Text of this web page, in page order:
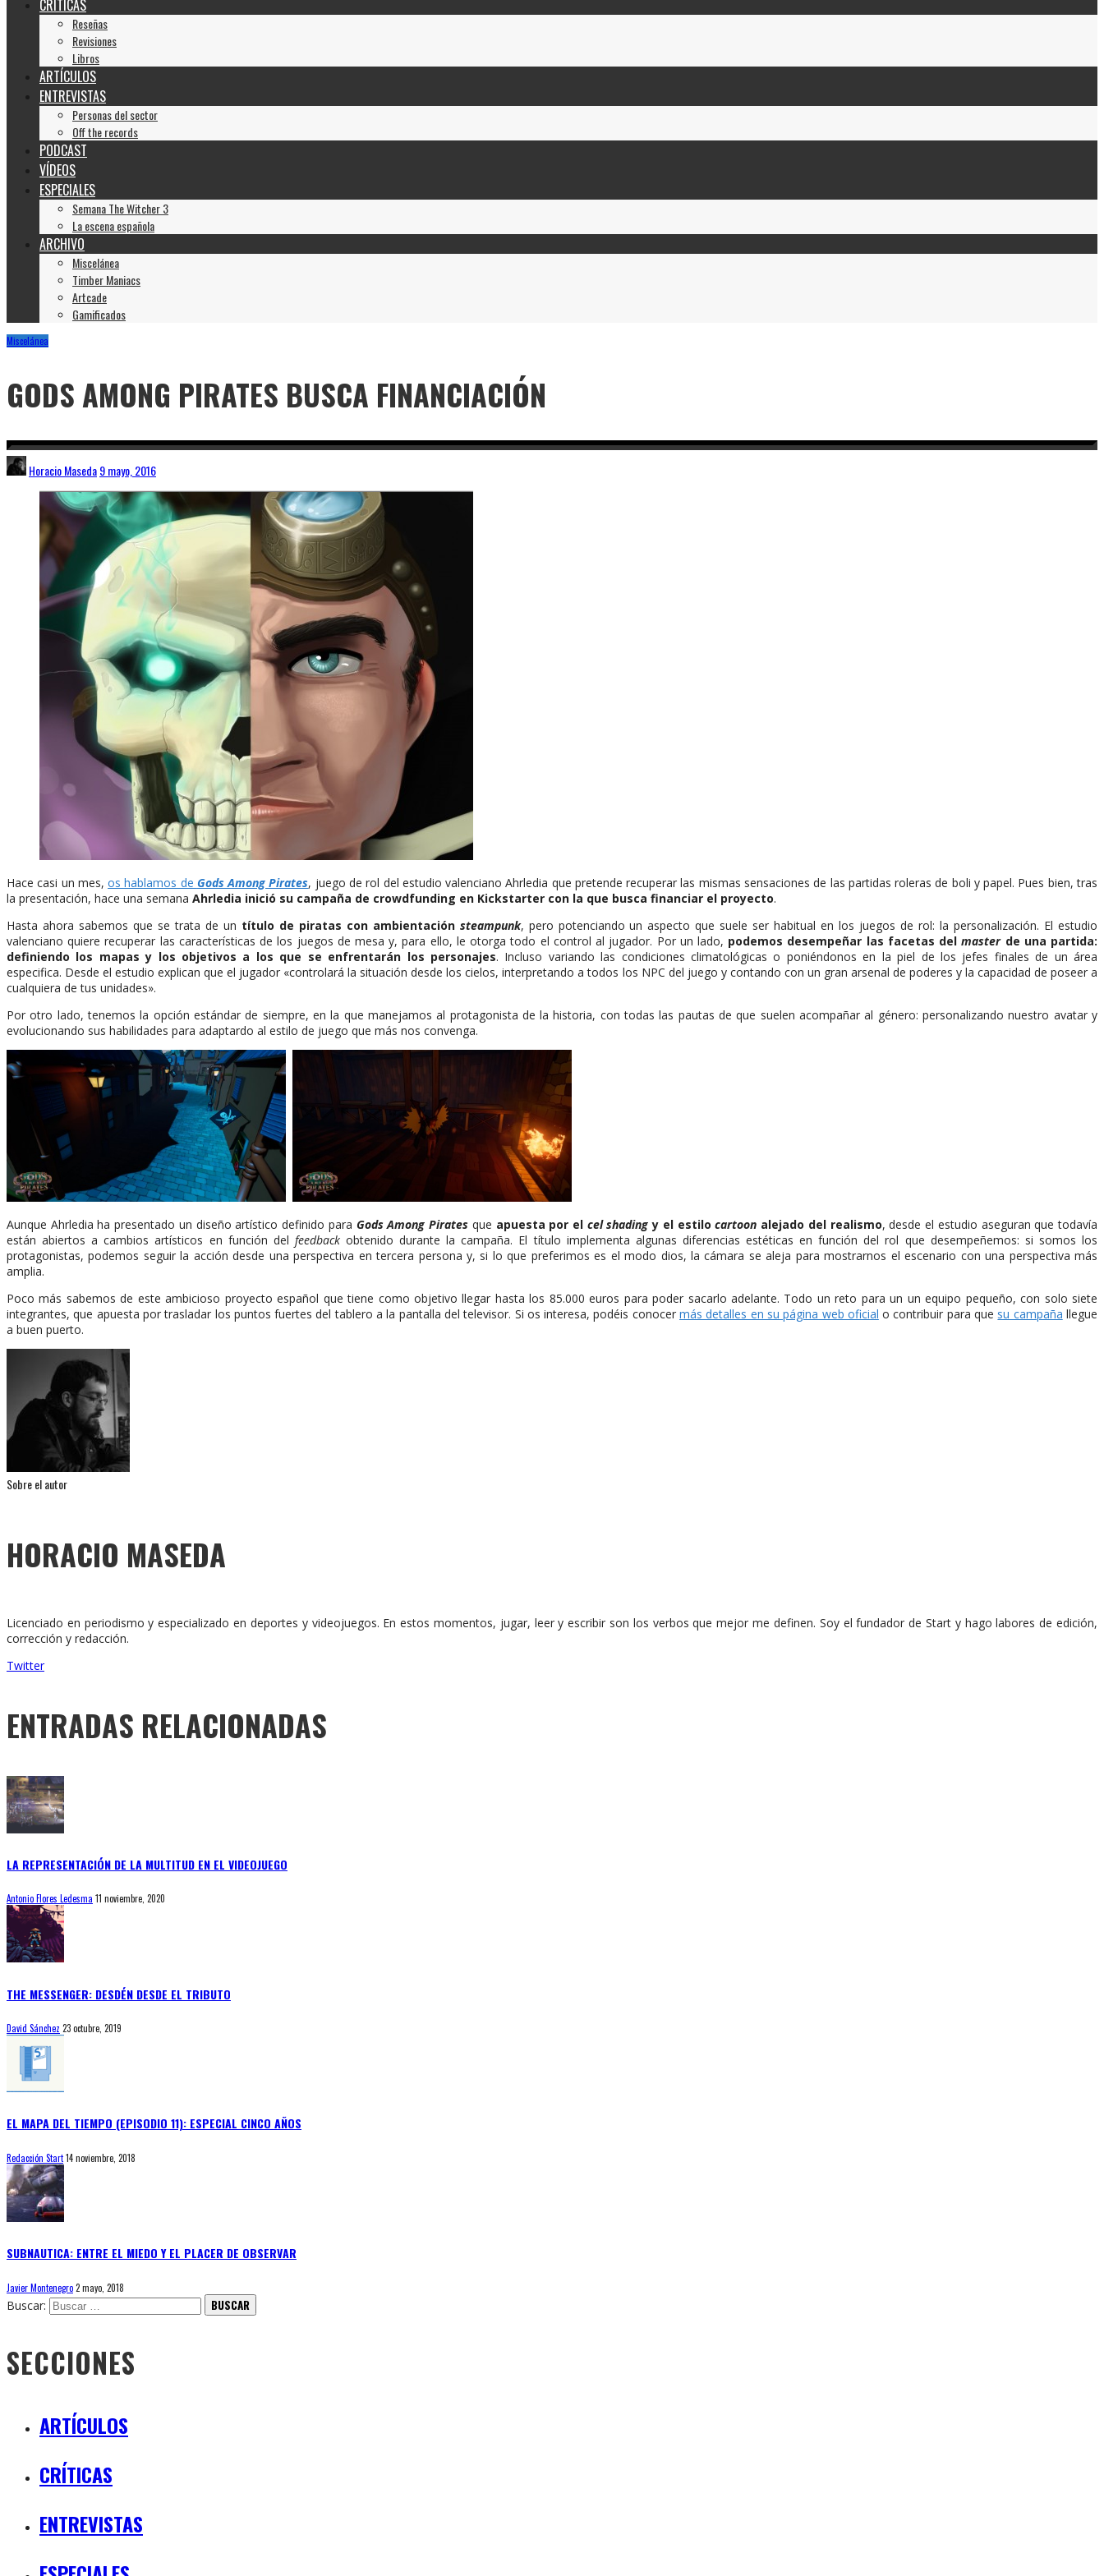
CRÍTICAS
Reseñas
Revisiones
Libros
ARTÍCULOS
ENTREVISTAS
Personas del sector
Off the records
PODCAST
VÍDEOS
ESPECIALES
Semana The Witcher 3
La escena española
ARCHIVO
Miscelánea
Timber Maniacs
Artcade
Gamificados
Miscelánea
GODS AMONG PIRATES BUSCA FINANCIACIÓN
Horacio Maseda9 mayo, 2016
Hace casi un mes,os hablamos de Gods Among Pirates, juego de rol del estudio valenciano Ahrledia que pretende recuperar las mismas sensaciones de las partidas roleras de boli y papel. Pues bien, tras
la presentación, hace una semana Ahrledia inició su campaña de crowdfunding en Kickstarter con la que busca financiar el proyecto.
Hasta ahora sabemos que se trata de un título de piratas con ambientación steampunk, pero potenciando un aspecto que suele ser habitual en los juegos de rol: la personalización. El estudio
valenciano quiere recuperar las características de los juegos de mesa y, para ello, le otorga todo el control al jugador. Por un lado, podemos desempeñar las facetas delmasterde una partida:
definiendo los mapas y los objetivos a los que se enfrentarán los personajes. Incluso variando las condiciones climatológicas o poniéndonos en la piel de los jefes finales de un área
especifica. Desde el estudio explican que el jugador «controlará la situación desde los cielos, interpretando a todos los NPC del juego y contando con un gran arsenal de poderes y la capacidad de poseer a
cualquiera de tus unidades».
Por otro lado, tenemos la opción estándar de siempre, en la que manejamos al protagonista de la historia, con todas las pautas de que suelen acompañar al género: personalizando nuestro avatar y
evolucionando sus habilidades para adaptardo al estilo de juego que más nos convenga.
Aunque Ahrledia ha presentado un diseño artístico definido para Gods Among Pirates que apuesta por el cel shading y el estilocartoon alejado del realismo, desde el estudio aseguran que todavía
están abiertos a cambios artísticos en función del feedbackobtenido durante la campaña. El título implementa algunas diferencias estéticas en función del rol que desempeñemos: si somos los
protagonistas, podemos seguir la acción desde una perspectiva en tercera persona y, si lo que preferimos es el modo dios, la cámara se aleja para mostrarnos el escenario con una perspectiva más
amplia.
Poco más sabemos de este ambicioso proyecto español que tiene como objetivo llegar hasta los 85.000 euros para poder sacarlo adelante. Todo un reto para un un equipo pequeño, con solo siete
integrantes, que apuesta por trasladar los puntos fuertes del tablero a la pantalla del televisor. Si os interesa, podéis conocermás detalles en su página web oficial o contribuir para que su campaña llegue
a buen puerto.
Sobre el autor
HORACIO MASEDA
Licenciado en periodismo y especializado en deportes y videojuegos. En estos momentos, jugar, leer y escribir son los verbos que mejor me definen. Soy el fundador de Start y hago labores de edición,
corrección y redacción.
Twitter
ENTRADAS RELACIONADAS
LA REPRESENTACIÓN DE LA MULTITUD EN EL VIDEOJUEGO
Antonio Flores Ledesma 11 noviembre, 2020
THE MESSENGER: DESDÉN DESDE EL TRIBUTO
David Sánchez 23 octubre, 2019
EL MAPA DEL TIEMPO (EPISODIO 11): ESPECIAL CINCO AÑOS
Redacción Start14 noviembre, 2018
SUBNAUTICA: ENTRE EL MIEDO Y EL PLACER DE OBSERVAR
Javier Montenegro2 mayo, 2018
Buscar:
SECCIONES
ARTÍCULOS
CRÍTICAS
ENTREVISTAS